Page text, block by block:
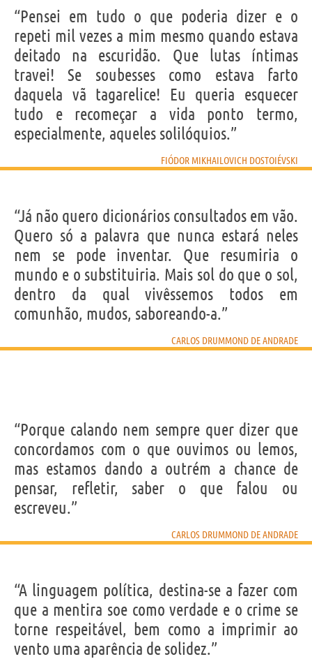
“Pensei em tudo o que poderia dizer e o
repeti mil vezes a mim mesmo quando estava
deitado na escuridão. Que lutas íntimas
travei! Se soubesses como estava farto
daquela vã tagarelice! Eu queria esquecer
tudo e recomeçar a vida ponto termo,
especialmente, aqueles solilóquios.”
FIÓDOR MIKHAILOVICH DOSTOIÉVSKI
“Já não quero dicionários consultados em vão.
Quero só a palavra que nunca estará neles
nem se pode inventar. Que resumiria o
mundo e o substituiria. Mais sol do que o sol,
dentro da qual vivêssemos todos em
comunhão, mudos, saboreando-a.”
CARLOS DRUMMOND DE ANDRADE
“Porque calando nem sempre quer dizer que
concordamos com o que ouvimos ou lemos,
mas estamos dando a outrém a chance de
pensar, refletir, saber o que falou ou
escreveu.”
CARLOS DRUMMOND DE ANDRADE
“A linguagem política, destina-se a fazer com
que a mentira soe como verdade e o crime se
torne respeitável, bem como a imprimir ao
vento uma aparência de solidez.”